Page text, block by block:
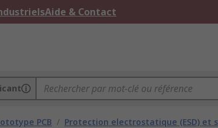
Aide & Contact
PCB / Protection electrostatique (ESD) et